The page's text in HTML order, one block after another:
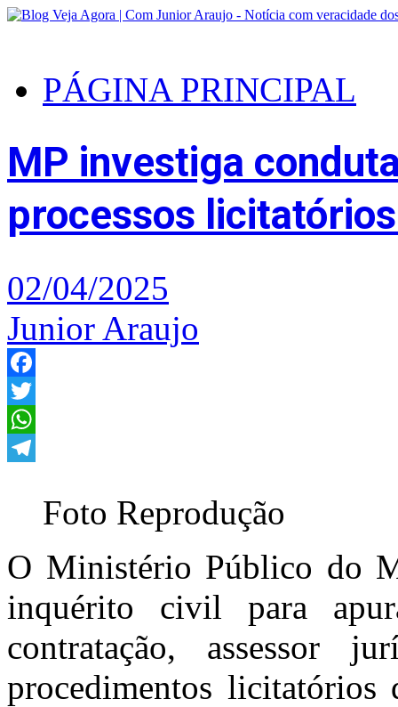
PÁGINA PRINCIPAL
MP investiga
processos
02/04/2025
Junior Araujo
Facebook
Twitter
WhatsApp
Foto Reprodução
O Ministério Público do
inquérito civil para
contratação, assessor
procedimentos